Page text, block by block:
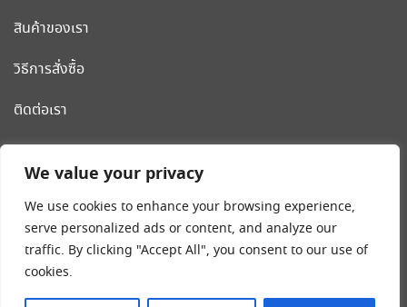
We value your privacy
We use cookies to enhance your browsing experience,
serve personalized ads or content, and analyze our
traffic. By clicking "Accept All", you consent to our use of
cookies.
โรงงานผลิต รถเข็นสแตนเลส รถเข็นโรงแรม เครื่องมือและอุปกรณ์
ทำความสะอาด น้ำยาทำความสะอาด
Tel:02-018-4540-8
มือถือ089-203-2546
สินค้าของเรา
วิธีการสั่งซื้อ
ติดต่อเรา